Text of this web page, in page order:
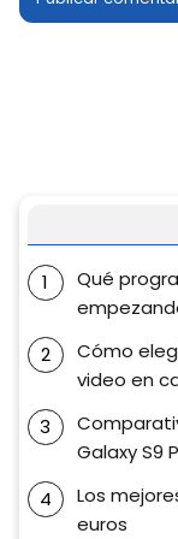
Qué
Cómo
video en
Galaxy S9
Los
euros